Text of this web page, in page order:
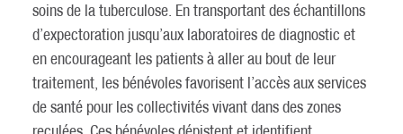
soins de la tuberculose. En transportant des échantillons
d’expectoration jusqu’aux laboratoires de diagnostic et
en encourageant les patients à aller au bout de leur
traitement, les bénévoles favorisent l’accès aux services
de santé pour les collectivités vivant dans des zones